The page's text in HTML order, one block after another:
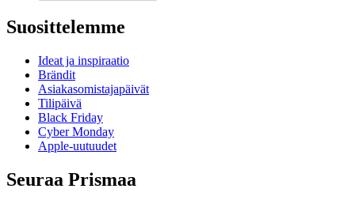
Suosittelemme
Ideat ja inspiraatio
Brändit
Asiakasomistajapäivät
Tilipäivä
Black Friday
Cyber Monday
Apple-uutuudet
Seuraa Prismaa